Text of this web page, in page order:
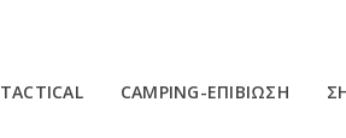
TACTICAL CAMPING-ΕΠΙΒΙΩΣΗ